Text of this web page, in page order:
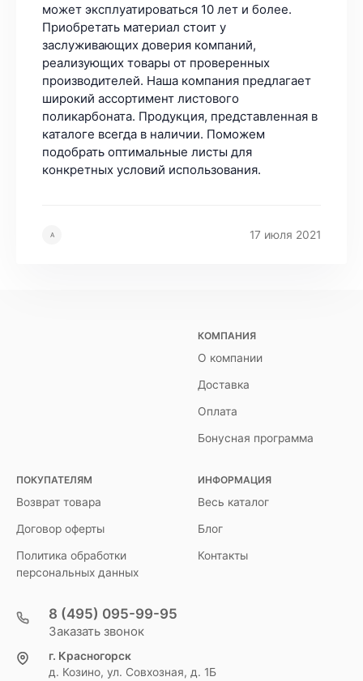
может эксплуатироваться 10 лет и более.
Приобретать материал стоит у
заслуживающих доверия компаний,
реализующих товары от проверенных
производителей. Наша компания предлагает
широкий ассортимент листового
поликарбоната. Продукция, представленная в
каталоге всегда в наличии. Поможем
подобрать оптимальные листы для
конкретных условий использования.
А 17 июля 2021
КОМПАНИЯ
О компании
Доставка
Оплата
Бонусная программа
ПОКУПАТЕЛЯМ
Возврат товара
Договор оферты
Политика обработки
персональных данных
ИНФОРМАЦИЯ
Весь каталог
Блог
Контакты
8 (495) 095-99-95
Заказать звонок
г. Красногорск
д. Козино, ул. Совхозная, д. 1Б